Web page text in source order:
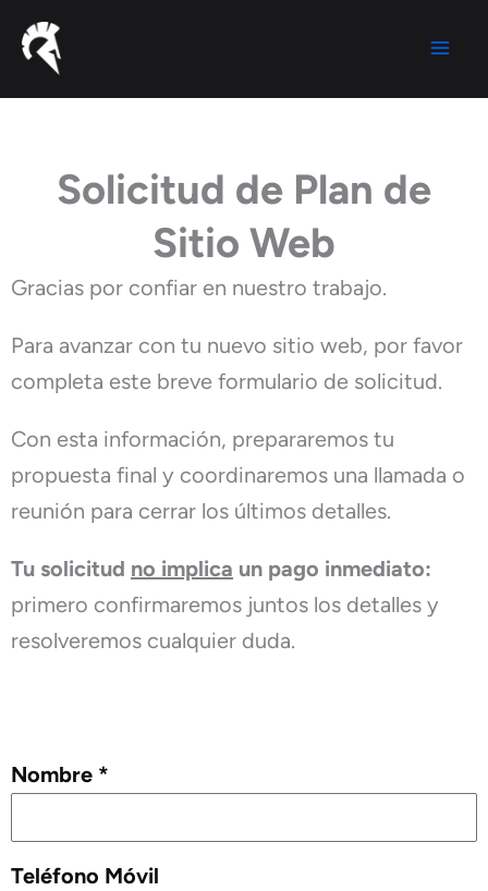
Solicitud de Plan de
Sitio Web
Gracias por confiar en nuestro trabajo.
Para avanzar con tu nuevo sitio web, por favor
completa este breve formulario de solicitud.
Con esta información, prepararemos tu
propuesta final y coordinaremos una llamada o
reunión para cerrar los últimos detalles.
Tu solicitud no implica un pago inmediato:
primero confirmaremos juntos los detalles y
resolveremos cualquier duda.
Nombre *
Teléfono Móvil